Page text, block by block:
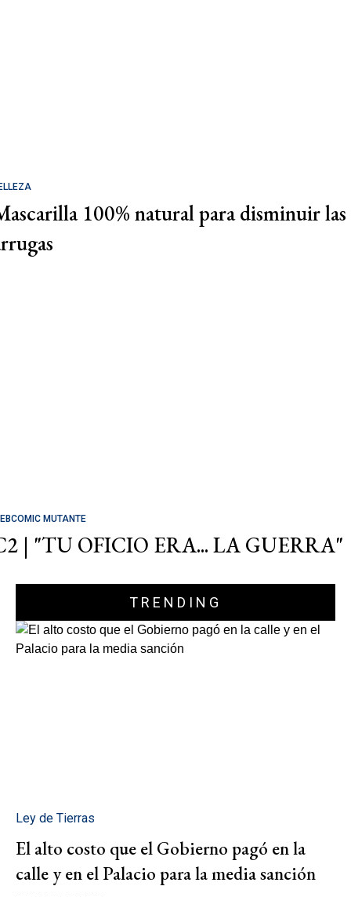
100% natural para disminuir las
MUTANTE
| "TU OFICIO ERA... LA GUERRA"
TRENDING
Ley de Tierras
El alto costo que el Gobierno pagó en la
calle y en el Palacio para la media sanción